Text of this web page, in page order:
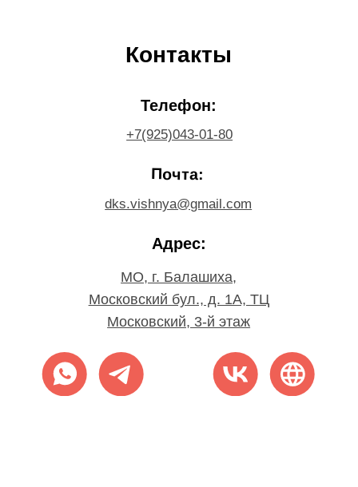
Политика конфиденциальности
Мастер-классы
Контакты